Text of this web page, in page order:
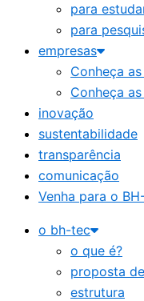
para
para
empresas
Conheça
Conheça
inovação
sustentabilidade
transparência
comunicação
Venha para o
o bh-tec
o que é?
proposta
estrutura